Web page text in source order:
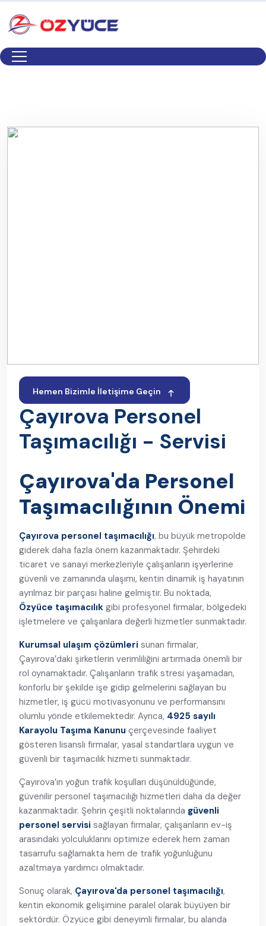
Hemen Bizimle İletişime Geçin
Çayırova Personel
Taşımacılığı - Servisi
Çayırova'da Personel
Taşımacılığının Önemi
Çayırova personel taşımacılığı, bu büyük metropolde
giderek daha fazla önem kazanmaktadır. Şehirdeki
ticaret ve sanayi merkezleriyle çalışanların işyerlerine
güvenli ve zamanında ulaşımı, kentin dinamik iş hayatının
ayrılmaz bir parçası haline gelmiştir. Bu noktada,
Özyüce taşımacılık gibi profesyonel firmalar, bölgedeki
işletmelere ve çalışanlara değerli hizmetler sunmaktadır.
Kurumsal ulaşım çözümleri sunan firmalar,
Çayırova’daki şirketlerin verimliliğini artırmada önemli bir
rol oynamaktadır. Çalışanların trafik stresi yaşamadan,
konforlu bir şekilde işe gidip gelmelerini sağlayan bu
hizmetler, iş gücü motivasyonunu ve performansını
olumlu yönde etkilemektedir. Ayrıca, 4925 sayılı
Karayolu Taşıma Kanunu çerçevesinde faaliyet
gösteren lisanslı firmalar, yasal standartlara uygun ve
güvenli bir taşımacılık hizmeti sunmaktadır.
Çayırova’ın yoğun trafik koşulları düşünüldüğünde,
güvenilir personel taşımacılığı hizmetleri daha da değer
kazanmaktadır. Şehrin çeşitli noktalarında güvenli
personel servisi sağlayan firmalar, çalışanların ev-iş
arasındaki yolculuklarını optimize ederek hem zaman
tasarrufu sağlamakta hem de trafik yoğunluğunu
azaltmaya yardımcı olmaktadır.
Sonuç olarak, Çayırova'da personel taşımacılığı,
kentin ekonomik gelişimine paralel olarak büyüyen bir
sektördür. Özyüce gibi deneyimli firmalar, bu alanda